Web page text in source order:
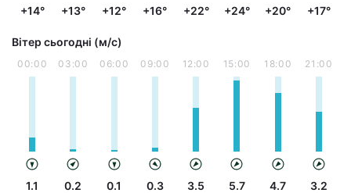
+14° +13° +12° +16° +22° +24° +20° +17°
Вітер сьогодні (м/с)
00:00
1.1
03:00
0.2
06:00
0.1
09:00
0.3
12:00
3.5
15:00
5.7
18:00
4.7
21:00
3.2